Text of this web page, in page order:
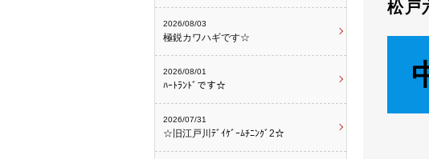
松戸
2026/08/03
極鋭カワハギです☆
2026/08/01
ﾊｰﾄﾗﾝﾄﾞです☆
2026/07/31
☆旧江戸川ﾃﾞｲｹﾞｰﾑﾁﾆﾝｸﾞ2☆